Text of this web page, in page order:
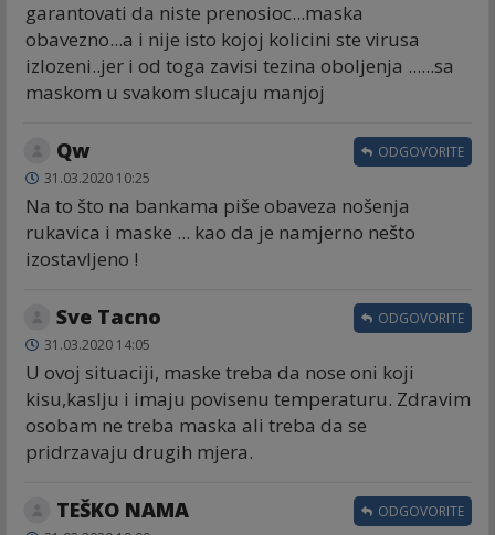
garantovati da niste prenosioc...maska
obavezno...a i nije isto kojoj kolicini ste virusa
izlozeni..jer i od toga zavisi tezina oboljenja ......sa
maskom u svakom slucaju manjoj
Qw
31.03.2020 10:25
Na to što na bankama piše obaveza nošenja
rukavica i maske ... kao da je namjerno nešto
izostavljeno !
ODGOVORITE
Sve Tacno
31.03.2020 14:05
U ovoj situaciji, maske treba da nose oni koji
kisu,kaslju i imaju povisenu temperaturu. Zdravim
osobam ne treba maska ali treba da se
pridrzavaju drugih mjera.
ODGOVORITE
TEŠKO NAMA ODGOVORITE